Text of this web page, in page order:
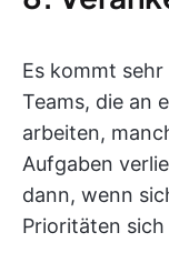
Es kommt
Teams, die an
arbeiten,
Aufgaben
dann, wenn
Prioritäten